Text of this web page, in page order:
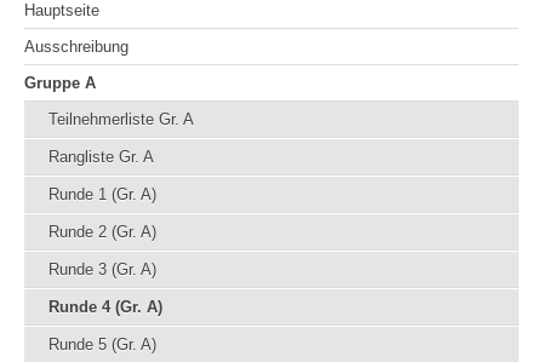
Hauptseite
Ausschreibung
Gruppe A
Teilnehmerliste Gr. A
Rangliste Gr. A
Runde 1 (Gr. A)
Runde 2 (Gr. A)
Runde 3 (Gr. A)
Runde 4 (Gr. A)
Runde 5 (Gr. A)